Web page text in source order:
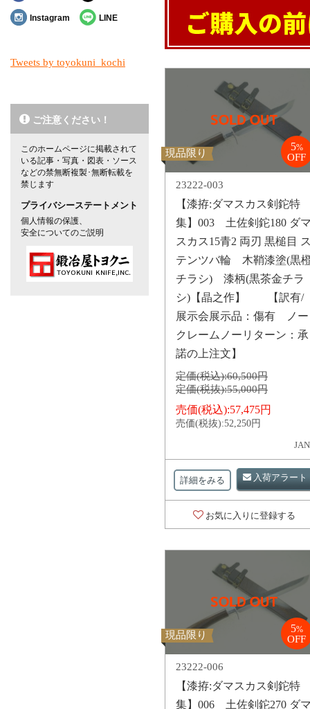
現品限り
5%
OFF
23222-003
【漆拵:ダマスカス剣鉈特
集】003 土佐剣鉈180 ダ
スカス15青2 両刃 黒槌目
テンツバ輪 木鞘漆塗(黒
チラシ) 漆柄(黒茶金チラ
シ)【晶之作】 【訳有/
展示会展示品：傷有 ノー
クレームノーリターン：承
諾の上注文】
定価(税込):60,500円
定価(税抜):55,000円
売価(税込):57,475円
売価(税抜):52,250円
詳細をみる 入荷アラート
お気に入りに登録する
現品限り
5%
OFF
23222-006
【漆拵:ダマスカス剣鉈特
集】006 土佐剣鉈270 ダ
Instagram LINE
Tweets by toyokuni_kochi
ご注意ください！
このホームページに掲載されて
いる記事・写真・図表・ソース
などの禁無断複製･無断転載を
禁じます
プライバシーステートメント
個人情報の保護、
安全についてのご説明